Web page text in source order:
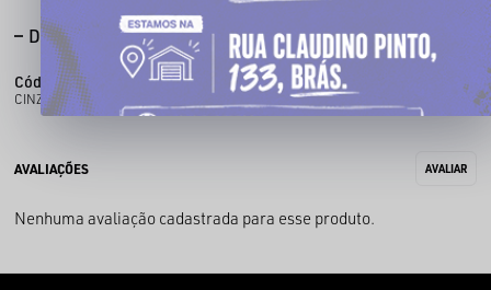
DESCRIÇÃO COMPLETA
Código identificador (SKU):
130001189
CINZEIRO PORTATIL DE PVC - ROSA FLUORESCENTE
Nenhuma avaliação cadastrada para esse produto.